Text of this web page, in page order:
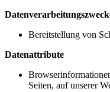
Bereitstellung von
Datenattribute
Seiten, auf unserer